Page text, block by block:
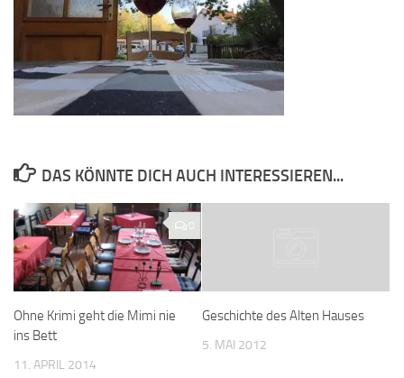
DAS KÖNNTE DICH AUCH INTERESSIEREN...
0
Ohne Krimi geht die Mimi nie
ins Bett
11. APRIL 2014
Geschichte des Alten Hauses
5. MAI 2012